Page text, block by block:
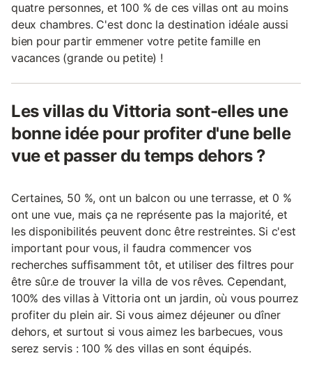
quatre personnes, et 100 % de ces villas ont au moins
deux chambres. C'est donc la destination idéale aussi
bien pour partir emmener votre petite famille en
vacances (grande ou petite) !
Les villas du Vittoria sont-elles une
bonne idée pour profiter d'une belle
vue et passer du temps dehors ?
Certaines, 50 %, ont un balcon ou une terrasse, et 0 %
ont une vue, mais ça ne représente pas la majorité, et
les disponibilités peuvent donc être restreintes. Si c'est
important pour vous, il faudra commencer vos
recherches suffisamment tôt, et utiliser des filtres pour
être sûr.e de trouver la villa de vos rêves. Cependant,
100% des villas à Vittoria ont un jardin, où vous pourrez
profiter du plein air. Si vous aimez déjeuner ou dîner
dehors, et surtout si vous aimez les barbecues, vous
serez servis : 100 % des villas en sont équipés.